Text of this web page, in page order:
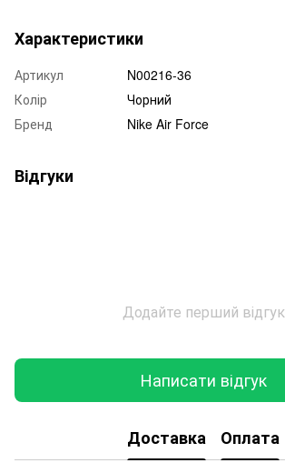
Характеристики
Артикул
N00216-36
Колір
Чорний
Бренд
Nike Air Force
Відгуки
Додайте перший відгук
Написати відгук
Доставка Оплата